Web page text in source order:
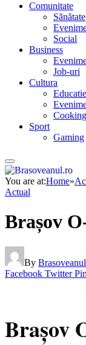
Comunitate
Sănătate
Social
Business
Job-uri
Cultura
Educatie
Cooking
Sport
Gaming
You are at:Home»
Actual
Brașov
By Brasoveanul
Facebook Twitter
Brașov